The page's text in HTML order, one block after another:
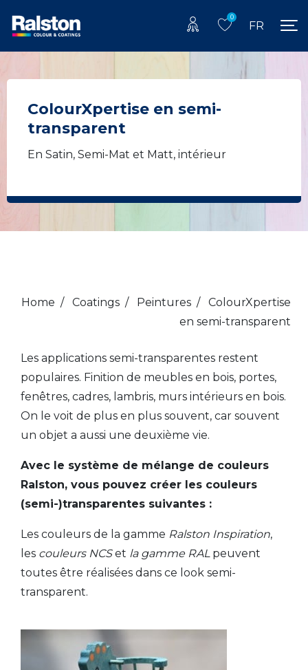
0
FR
ColourXpertise en semi-
transparent
En Satin, Semi-Mat et Matt, intérieur
Home / Coatings / Peintures / ColourXpertise
en semi-transparent
Les applications semi-transparentes restent
populaires. Finition de meubles en bois, portes,
fenêtres, cadres, lambris, murs intérieurs en bois.
On le voit de plus en plus souvent, car souvent
un objet a aussi une deuxième vie.
Avec le système de mélange de couleurs
Ralston, vous pouvez créer les couleurs
(semi-)transparentes suivantes :
Les couleurs de la gamme Ralston Inspiration,
les couleurs NCSet la gamme RAL peuvent
toutes être réalisées dans ce look semi-
transparent.